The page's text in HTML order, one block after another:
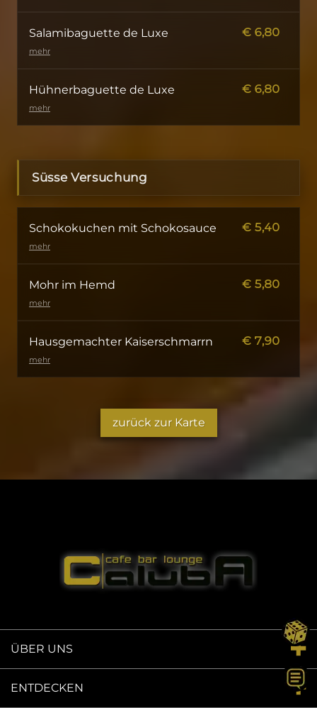
Salamibaguette de Luxe € 6,80
mehr
Hühnerbaguette de Luxe € 6,80
mehr
Süsse Versuchung
Schokokuchen mit Schokosauce € 5,40
mehr
Mohr im Hemd € 5,80
mehr
Hausgemachter Kaiserschmarrn € 7,90
mehr
zurück zur Karte
ÜBER UNS
ENTDECKEN